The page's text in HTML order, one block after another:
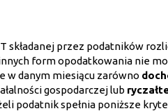
składanej przez podatników
form opodatkowania nie
w danym miesiącu zarówno
gospodarczej lub
podatnik spełnia poniższe